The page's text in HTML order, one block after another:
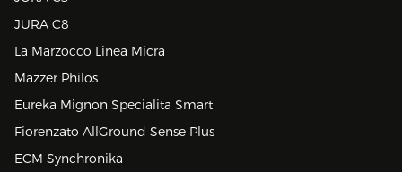
JURA C8
La Marzocco Linea Micra
Mazzer Philos
Eureka Mignon Specialita Smart
Fiorenzato AllGround Sense Plus
ECM Synchronika